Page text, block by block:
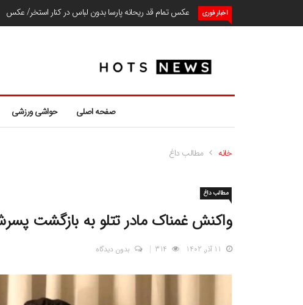
اخبار فوری عکس تمام قد ریحانه پارسا بدون لباس در کنار استخر/ عکس
صفحه اصلی حواشی ورزشی
خانه مطالب داغ
مطالب داغ
واکنش غمناک مادر تتلو به بازگشت
11 آذر, 1402 بدون دیدگاه